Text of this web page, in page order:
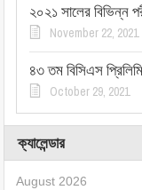
২০২১ সালের বিভিন্ন
November 22, 2021
৪৩ তম বিসিএস
October 29, 2021
ক্যালেন্ডার
August 2026